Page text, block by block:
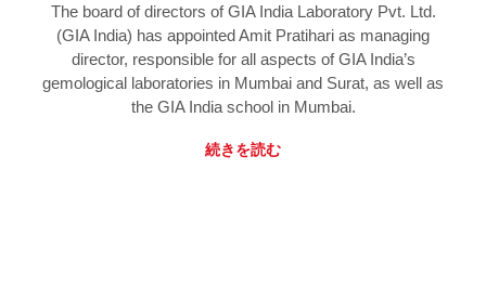
The board of directors of GIA India Laboratory Pvt. Ltd.
(GIA India) has appointed Amit Pratihari as managing
director, responsible for all aspects of GIA India’s
gemological laboratories in Mumbai and Surat, as well as
the GIA India school in Mumbai.
続きを読む